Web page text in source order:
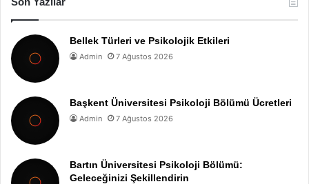
Bellek Türleri ve Psikolojik Etkileri
Admin 7 Ağustos 2026
Başkent Üniversitesi Psikoloji Bölümü Ücretleri
Admin 7 Ağustos 2026
Bartın Üniversitesi Psikoloji Bölümü:
Geleceğinizi Şekillendirin